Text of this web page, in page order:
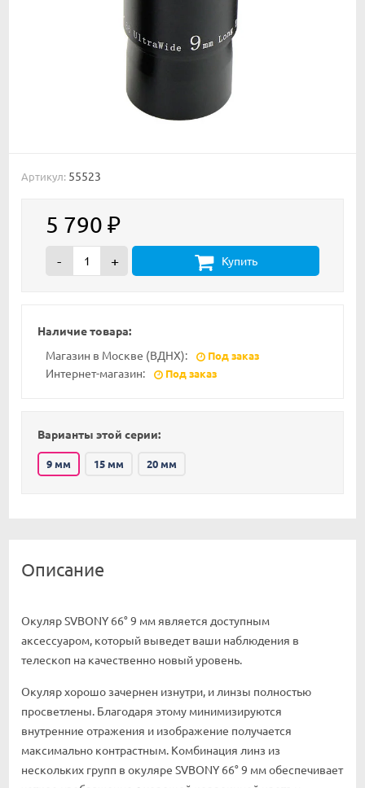
Артикул: 55523
5 790 ₽
- + Купить
Наличие товара:
Магазин в Москве (ВДНХ):
Под заказ
Интернет-магазин: Под заказ
Варианты этой серии:
9 мм 15 мм 20 мм
Описание
Окуляр SVBONY 66° 9 мм является доступным
аксессуаром, который выведет ваши наблюдения в
телескоп на качественно новый уровень.
Окуляр хорошо зачернен изнутри, и линзы полностью
просветлены. Благодаря этому минимизируются
внутренние отражения и изображение получается
максимально контрастным. Комбинация линз из
нескольких групп в окуляре SVBONY 66° 9 мм обеспечивает